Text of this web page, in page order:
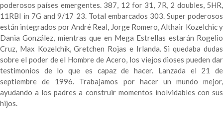
poderosos países emergentes. 387, 12 for 31, 7R, 2 doubles, 5HR,
11RBI in 7G and 9/17 23. Total embarcados 303. Super poderosos
están integrados por André Real, Jorge Romero, Althair Kozelchic y
Dania González, mientras que en Mega Estrellas estarán Rogelio
Cruz, Max Kozelchik, Gretchen Rojas e Irlanda. Si quedaba dudas
sobre el poder de el Hombre de Acero, los viejos dioses pueden dar
testimonios de lo que es capaz de hacer. Lanzada el 21 de
septiembre de 1996. Trabajamos por hacer un mundo mejor,
ayudando a los padres a construir momentos inolvidables con sus
hijos.